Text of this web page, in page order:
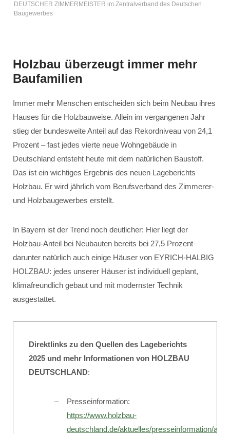
DEUTSCHER ZIMMERMEISTER im Zentralverband des Deutschen
Baugewerbes
Holzbau überzeugt immer mehr
Baufamilien
Immer mehr Menschen entscheiden sich beim Neubau ihres
Hauses für die Holzbauweise. Allein im vergangenen Jahr
stieg der bundesweite Anteil auf das Rekordniveau von 24,1
Prozent – fast jedes vierte neue Wohngebäude in
Deutschland entsteht heute mit dem natürlichen Baustoff.
Das ist ein wichtiges Ergebnis des neuen Lageberichts
Holzbau. Er wird jährlich vom Berufsverband des Zimmerer-
und Holzbaugewerbes erstellt.
In Bayern ist der Trend noch deutlicher: Hier liegt der
Holzbau-Anteil bei Neubauten bereits bei 27,5 Prozent–
darunter natürlich auch einige Häuser von EYRICH-HALBIG
HOLZBAU: jedes unserer Häuser ist individuell geplant,
klimafreundlich gebaut und mit modernster Technik
ausgestattet.
Direktlinks zu den Quellen des Lageberichts
2025 und mehr Informationen von HOLZBAU
DEUTSCHLAND:
Presseinformation:
https://www.holzbau-
deutschland.de/aktuelles/presseinformation/